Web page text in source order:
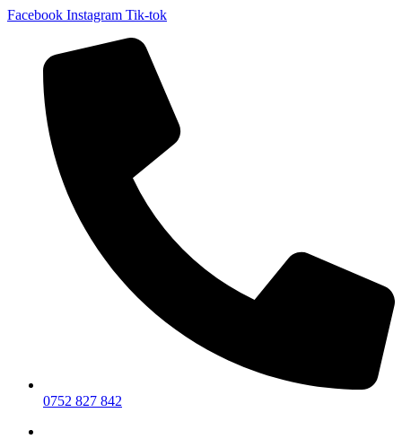
Facebook Instagram Tik-tok
0752 827 842